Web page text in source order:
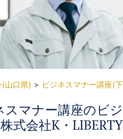
ナー講座(下
ナー講座、ビジネスマ
設・公的施設で実践的に
(山口県) > ビジネスマナー講座(下
マナー講座のビジ
式会社K・LIBERTY